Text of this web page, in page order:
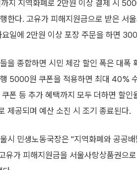
지 지역화폐로 2만원 이상 결제 시
한다. 고유가 피해지원금으로 받은 서
요일에 2만원 이상 포장 주문을 하면
을 종합하면 시민 체감 할인 폭은 대
5000원 쿠폰을 적용하면 최대 40%
쿠폰 등 추가 혜택까지 모두 더하면 할
제공되며 예산 소진 시 조기 종료된다.
시 민생노동국장은 "지역화폐와 공공
유가 피해지원금을 서울사랑상품권으